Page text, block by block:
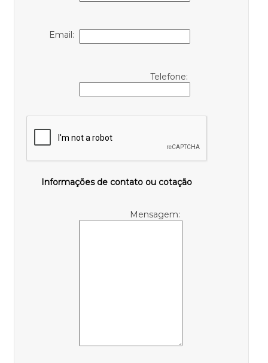
Email:
Telefone:
Informações de contato ou cotação
Mensagem: